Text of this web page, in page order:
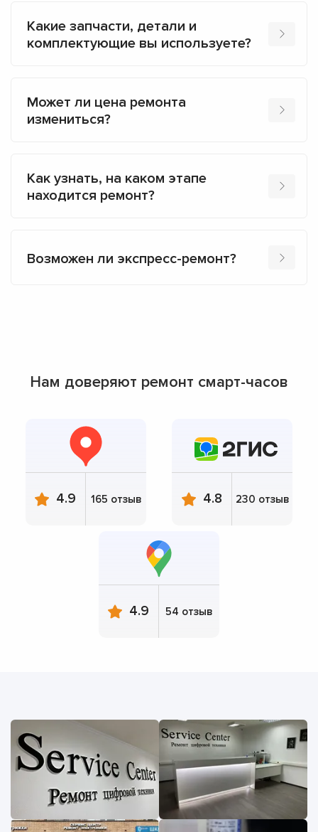
Какие запчасти, детали и
комплектующие вы используете?
Может ли цена ремонта
измениться?
Как узнать, на каком этапе
находится ремонт?
Возможен ли экспресс-ремонт?
Нам доверяют ремонт смарт-часов
4.9 165 отзыв 4.8 230 отзыв
4.9 54 отзыв